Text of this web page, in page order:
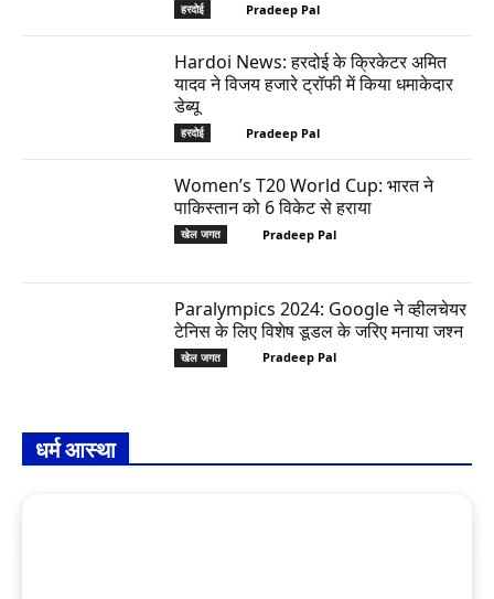
हरदोई Pradeep Pal
Hardoi News: हरदोई के क्रिकेटर अमित
यादव ने विजय हजारे ट्रॉफी में किया धमाकेदार
डेब्यू
हरदोई Pradeep Pal
Women’s T20 World Cup: भारत ने
पाकिस्तान को 6 विकेट से हराया
खेल जगत Pradeep Pal
Paralympics 2024: Google ने व्हीलचेयर
टेनिस के लिए विशेष डूडल के जरिए मनाया जश्न
खेल जगत Pradeep Pal
धर्म आस्था